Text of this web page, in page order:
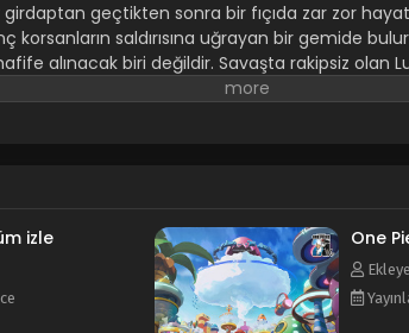
geçtikten sonra bir fıçıda zar zor
korsanların saldırısına uğrayan bir gemide
alınacak biri değildir. Savaşta rakipsiz olan
onunla birlikte gelen Korsanlar Kralı unvanının
Yüzünde kocaman bir gülümsemeyle sayısız
katılacak türünün tek örneği yoldaşlar toplar ve
tehlikeleri ve mucizeleri kucaklarlar.
izle One